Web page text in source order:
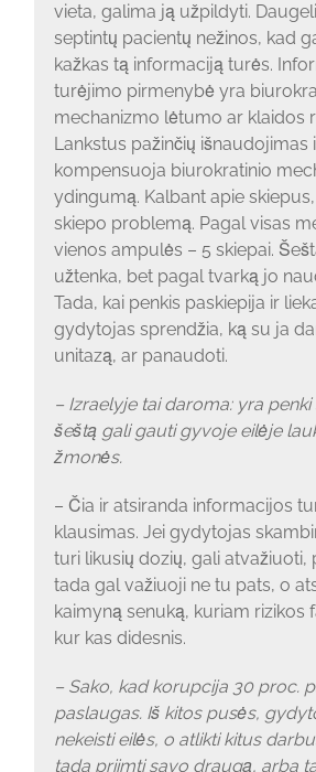
vieta, galima ją užpildyti.
septintų pacientų nežinos, kad
kažkas tą informaciją turės.
turėjimo pirmenybė yra
mechanizmo lėtumo ar klaidos
Lankstus pažinčių išnaudojimas
kompensuoja biurokratinio
ydingumą. Kalbant apie
skiepo problemą. Pagal visas
vienos ampulės – 5 skiepai.
užtenka, bet pagal tvarką jo
Tada, kai penkis paskiepija ir
gydytojas sprendžia, ką su ja
unitazą, ar panaudoti.
– Izraelyje tai daroma: yra penki
šeštą gali gauti gyvoje eilėje
žmonės.
– Čia ir atsiranda informacijos
klausimas. Jei gydytojas
turi likusių dozių, gali atvažiuoti,
tada gal važiuoji ne tu pats, o
kaimyną senuką, kuriam rizikos
kur kas didesnis.
– Sako, kad korupcija 30 proc.
paslaugas. Iš kitos pusės,
nekeisti eilės, o atlikti kitus
tada priimti savo draugą, arba